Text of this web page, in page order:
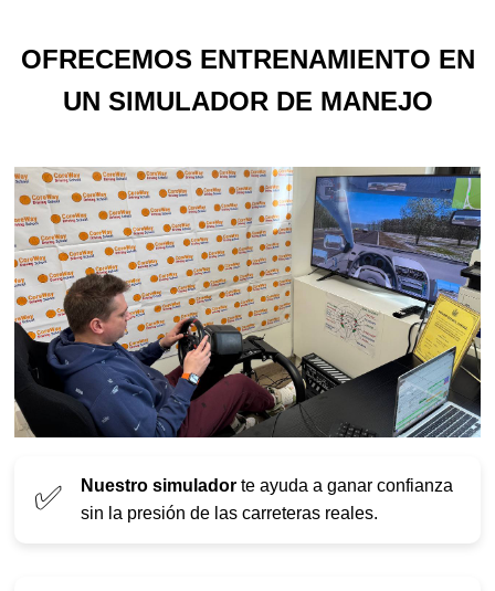
OFRECEMOS ENTRENAMIENTO EN
UN SIMULADOR DE MANEJO
✅ Nuestro simulador te ayuda a ganar confianza
sin la presión de las carreteras reales.